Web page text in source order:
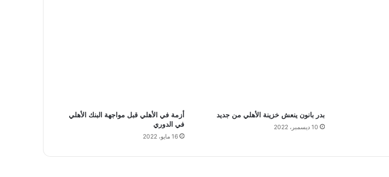
بدر بانون ينعش خزينة الأهلي من جديد
10 ديسمبر، 2022
أزمة في الأهلي قبل مواجهة البنك الأهلي
في الدوري
16 مايو، 2022